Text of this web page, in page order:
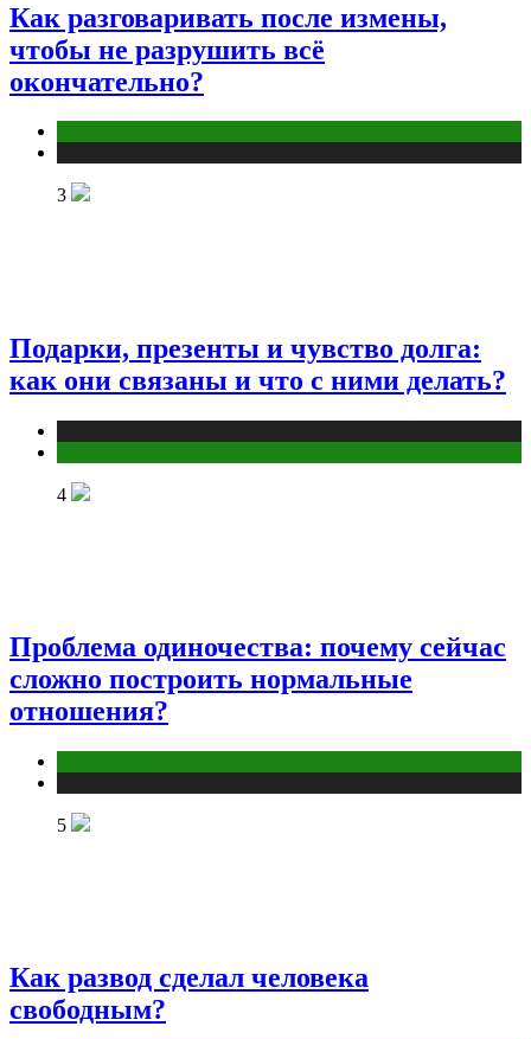
Как разговаривать после измены,
чтобы не разрушить всё
окончательно?
3
Подарки, презенты и чувство долга:
как они связаны и что с ними делать?
4
Проблема одиночества: почему сейчас
сложно построить нормальные
отношения?
5
Как развод сделал человека
свободным?